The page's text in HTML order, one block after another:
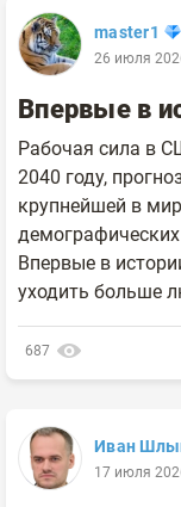
master1
26 июля
Впервые в
Рабочая сила в
2040 году,
крупнейшей в
Впервые в
уходить больше
687
Иван
17 июля